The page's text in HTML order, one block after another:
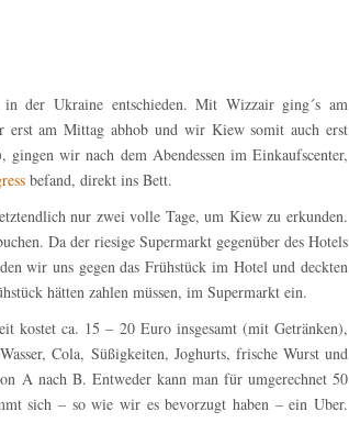
der Ukraine entschieden. Mit Wizzair ging´s am
am Mittag abhob und wir Kiew somit auch erst
wir nach dem Abendessen im Einkaufscenter,
befand, direkt ins Bett.
nur zwei volle Tage, um Kiew zu erkunden.
Da der riesige Supermarkt gegenüber des Hotels
wir uns gegen das Frühstück im Hotel und deckten
hätten zahlen müssen, im Supermarkt ein.
kostet ca. 15 – 20 Euro insgesamt (mit Getränken),
Cola, Süßigkeiten, Joghurts, frische Wurst und
A nach B. Entweder kann man für umgerechnet 50
sich – so wie wir es bevorzugt haben – ein Uber.